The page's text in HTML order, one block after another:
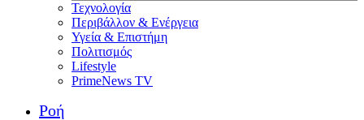
Τεχνολογία
Περιβάλλον & Ενέργεια
Υγεία & Επιστήμη
Πολιτισμός
Lifestyle
PrimeNews TV
Ροή